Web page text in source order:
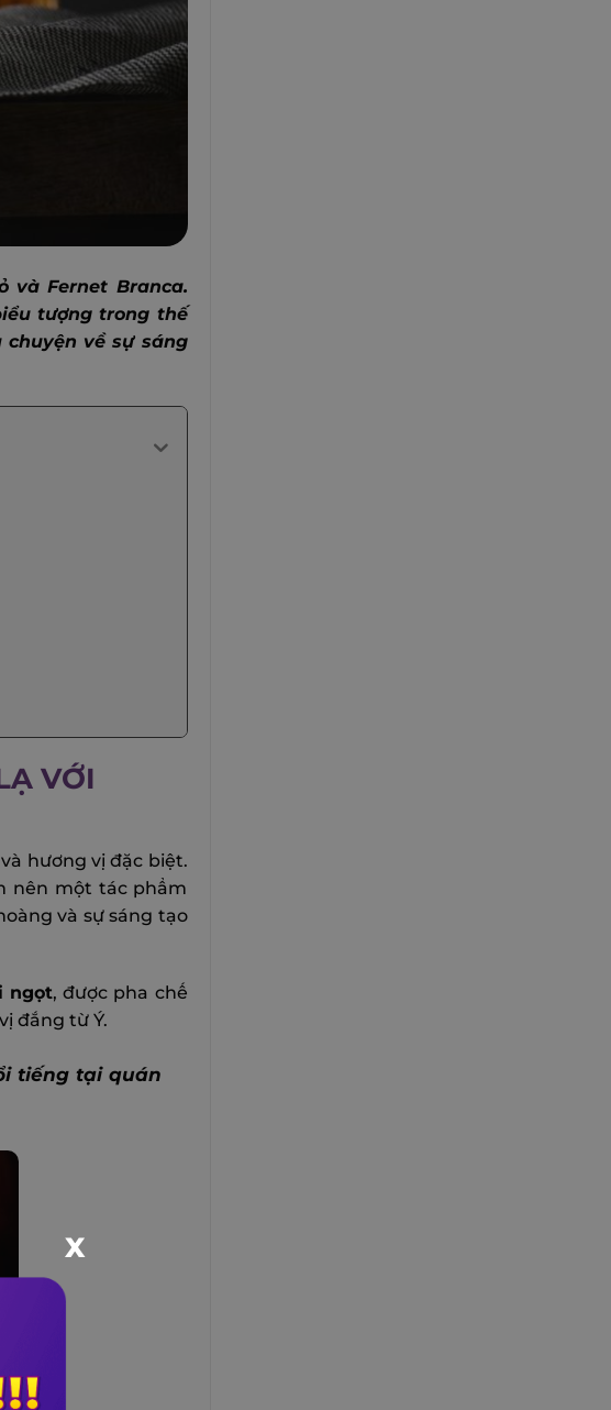
và Fernet Branca.
tượng trong thế
về sự sáng
VỚI
hương vị đặc biệt.
nên một tác phẩm
và sự sáng tạo
ngọt, được pha chế
đắng từ Ý.
tiếng tại quán
X